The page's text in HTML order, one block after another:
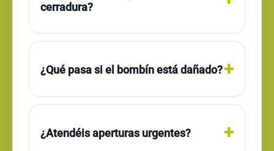
cerradura?
¿Qué pasa si el bombín está dañado?
¿Atendéis aperturas urgentes?